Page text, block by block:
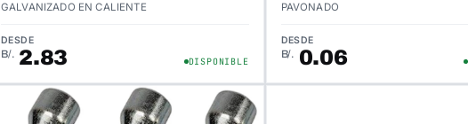
GALVANIZADO EN CALIENTE
DESDE
B/. 2.83 DISPONIBLE
PAVONADO
DESDE
B/. 0.06